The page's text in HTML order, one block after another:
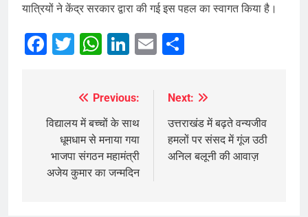
यात्रियों ने केंद्र सरकार द्वारा की गई इस पहल का स्वागत किया है।
Facebook
TwitterWhatsApp
LinkedIn
Email
navigation
Previous:
विद्यालय में बच्चों के साथ
धूमधाम से मनाया गया
भाजपा संगठन महामंत्री
अजेय कुमार का जन्मदिन
Next:
उत्तराखंड में बढ़ते वन्यजीव
हमलों पर संसद में गूंज उठी
अनिल बलूनी की आवाज़